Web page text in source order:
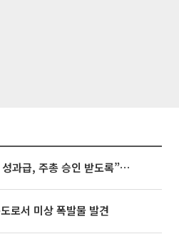
김정관 장관 “반도체 성과급, 주총 승인 받도록”…상법·자본시장법 개정 시사
로서 미상 폭발물 발견